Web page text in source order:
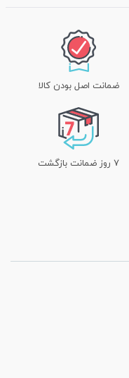
ضمانت اصل بودن کالا
۷ روز ضمانت بازگشت